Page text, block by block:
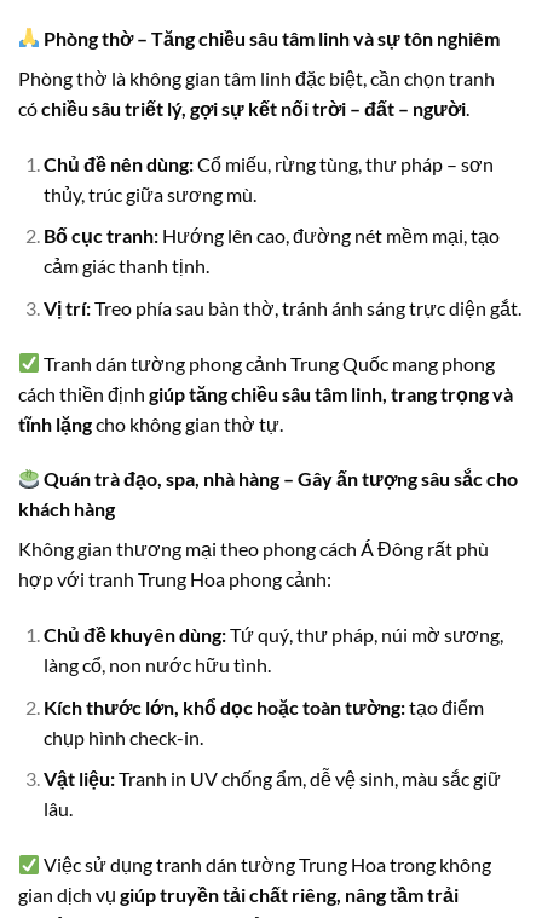
Phòng thờ – Tăng chiều sâu tâm linh và sự tôn nghiêm
Phòng thờ là không gian tâm linh đặc biệt, cần chọn tranh
cóchiều sâu triết lý, gợi sự kết nối trời – đất – người
Chủ đề nên dùng:Cổ miếu, rừng tùng, thư pháp – sơn
thủy, trúc giữa sương mù.
Bố cục tranh:Hướng lên cao, đường nét mềm mại, tạo
cảm giác thanh tịnh.
Vị trí:Treo phía sau bàn thờ, tránh ánh sáng trực diện gắt.
Tranh dán tường phong cảnh Trung Quốc mang phong
cách thiền định giúp tăng chiều sâu tâm linh, trang trọng và
tĩnh lặngcho không gian thờ tự.
Quán trà đạo, spa, nhà hàng – Gây ấn tượng sâu sắc cho
khách hàng
Không gian thương mại theo phong cách Á Đông rất phù
hợp với tranh Trung Hoa phong cảnh:
Chủ đề khuyên dùng:Tứ quý, thư pháp, núi mờ sương,
làng cổ, non nước hữu tình.
Kích thước lớn, khổ dọc hoặc toàn tường:tạo điểm
chụp hình check-in.
Vật liệu:Tranh in UV chống ẩm, dễ vệ sinh, màu sắc giữ
lâu.
Việc sử dụng tranh dán tường Trung Hoa trong không
gian dịch vụ giúp truyền tải chất riêng, nâng tầm trải